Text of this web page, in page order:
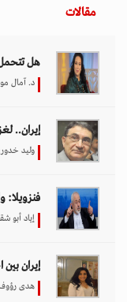
مقالات
هل تتحمل
د. آمال
إيران..
وليد
فنزويلا:
إياد أبو
إيران
هدى